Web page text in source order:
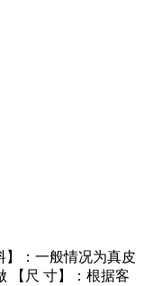
】：一般情况为真皮
【尺 寸】：根据客